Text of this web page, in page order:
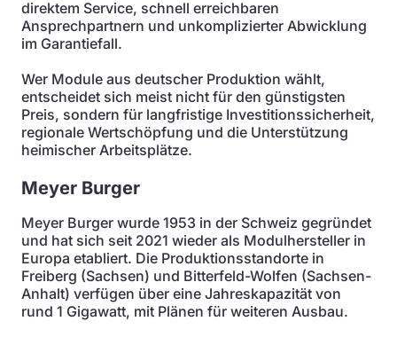
direktem Service, schnell erreichbaren
Ansprechpartnern und unkomplizierter Abwicklung
im Garantiefall.
Wer Module aus deutscher Produktion wählt,
entscheidet sich meist nicht für den günstigsten
Preis, sondern für langfristige Investitionssicherheit,
regionale Wertschöpfung und die Unterstützung
heimischer Arbeitsplätze.
Meyer Burger
Meyer Burger wurde 1953 in der Schweiz gegründet
und hat sich seit 2021 wieder als Modulhersteller in
Europa etabliert. Die Produktionsstandorte in
Freiberg (Sachsen) und Bitterfeld-Wolfen (Sachsen-
Anhalt) verfügen über eine Jahreskapazität von
rund 1 Gigawatt, mit Plänen für weiteren Ausbau.